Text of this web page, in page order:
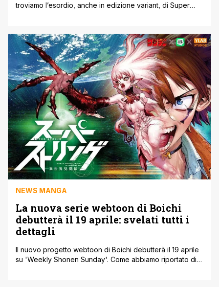
troviamo l’esordio, anche in edizione variant, di Super
veneziano firmata da Inwan Youn e Boichi. Un'altra
particolare reinterpretazione moderna è Montecristo, il
classico della letterature di Alexandre Dumas trasportato
nell’America post 11 [']
NEWS MANGA
La nuova serie webtoon di Boichi
debutterà il 19 aprile: svelati tutti i
dettagli
Il nuovo progetto webtoon di Boichi debutterà il 19 aprile
su 'Weekly Shonen Sunday'. Come abbiamo riportato di